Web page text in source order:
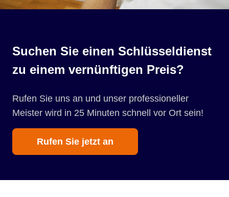
Suchen Sie einen Schlüsseldienst
zu einem vernünftigen Preis?
Rufen Sie uns an und unser professioneller
Meister wird in 25 Minuten schnell vor Ort sein!
Rufen Sie jetzt an